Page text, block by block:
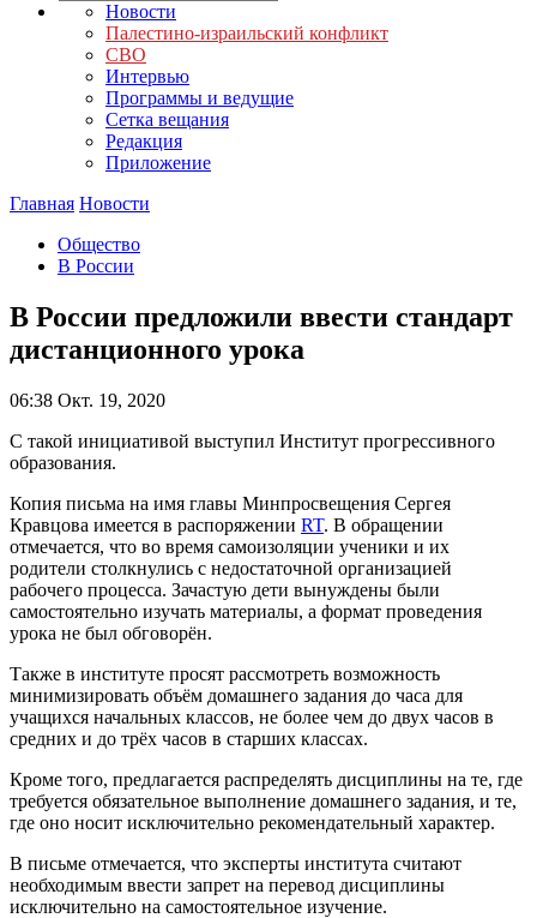
Новости
Палестино-израильский конфликт
СВО
Интервью
Программы и ведущие
Сетка вещания
Редакция
Приложение
Главная Новости
Общество
В России
В России предложили ввести стандарт
дистанционного урока
06:38 Окт. 19, 2020
С такой инициативой выступил Институт прогрессивного
образования.
Копия письма на имя главы Минпросвещения Сергея
Кравцова имеется в распоряжении RT. В обращении
отмечается, что во время самоизоляции ученики и их
родители столкнулись с недостаточной организацией
рабочего процесса. Зачастую дети вынуждены были
самостоятельно изучать материалы, а формат проведения
урока не был обговорён.
Также в институте просят рассмотреть возможность
минимизировать объём домашнего задания до часа для
учащихся начальных классов, не более чем до двух часов в
средних и до трёх часов в старших классах.
Кроме того, предлагается распределять дисциплины на те, где
требуется обязательное выполнение домашнего задания, и те,
где оно носит исключительно рекомендательный характер.
В письме отмечается, что эксперты института считают
необходимым ввести запрет на перевод дисциплины
исключительно на самостоятельное изучение.